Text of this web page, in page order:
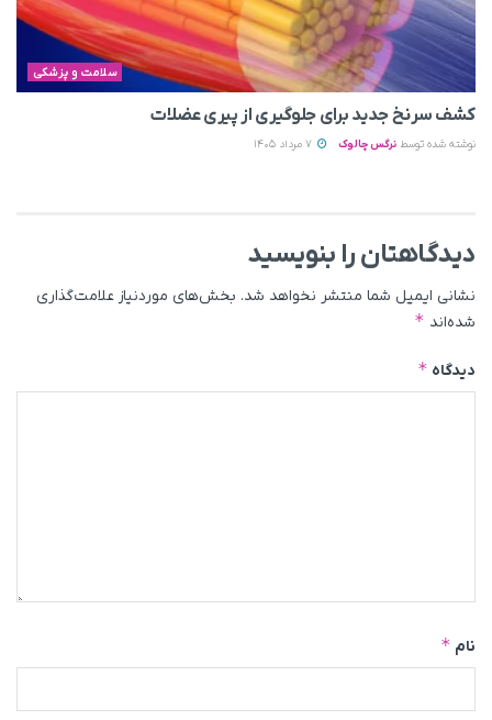
سلامت و پزشکی
کشف سرنخ جدید برای جلوگیری از پیری عضلات
نوشته شده توسط نرگس چالوک
دیدگاهتان را بنویسید
نشانی ایمیل شما منتشر نخواهد شد. بخش‌های موردنیاز علامت‌گذاری
شده‌اند *
دیدگاه *
نام *